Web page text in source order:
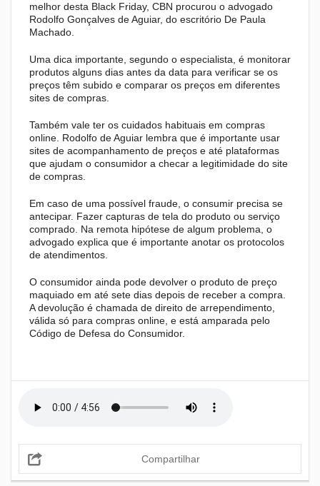
melhor desta Black Friday, CBN procurou o advogado
Rodolfo Gonçalves de Aguiar, do escritório De Paula
Machado.
Uma dica importante, segundo o especialista, é monitorar
produtos alguns dias antes da data para verificar se os
preços têm subido e comparar os preços em diferentes
sites de compras.
Também vale ter os cuidados habituais em compras
online. Rodolfo de Aguiar lembra que é importante usar
sites de acompanhamento de preços e até plataformas
que ajudam o consumidor a checar a legitimidade do site
de compras.
Em caso de uma possível fraude, o consumir precisa se
antecipar. Fazer capturas de tela do produto ou serviço
comprado. Na remota hipótese de algum problema, o
advogado explica que é importante anotar os protocolos
de atendimentos.
O consumidor ainda pode devolver o produto de preço
maquiado em até sete dias depois de receber a compra.
A devolução é chamada de direito de arrependimento,
válida só para compras online, e está amparada pelo
Código de Defesa do Consumidor.
Compartilhar